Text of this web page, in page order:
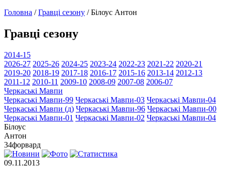
Головна /Гравці сезону /Білоус Антон
Гравці сезону
2014-15
2026-27 2025-26 2024-25 2023-24 2022-23 2021-22 2020-21
2019-20 2018-19 2017-18 2016-17 2015-16 2013-14 2012-13
2011-12 2010-11 2009-10 2008-09 2007-08 2006-07
Черкаські Мавпи
Черкаські Мавпи-99 Черкаські Мавпи-03 Черкаські Мавпи-04
Черкаські Мавпи (д) Черкаські Мавпи-96 Черкаські Мавпи-00
Черкаські Мавпи-01 Черкаські Мавпи-02 Черкаські Мавпи-04
Білоус
Антон
34форвард
09.11.2013